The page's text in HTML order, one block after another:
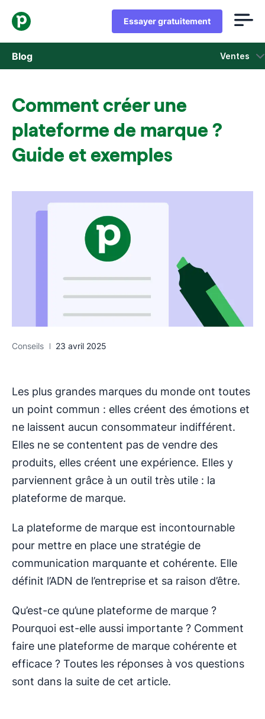
Essayer gratuitement
Blog Ventes
Marketing
Actus Produit
Comment créer une
plateforme de marque ?
Guide et exemples
Conseils 23 avril 2025
Les plus grandes marques du monde ont toutes
un point commun : elles créent des émotions et
ne laissent aucun consommateur indifférent.
Elles ne se contentent pas de vendre des
produits, elles créent une expérience. Elles y
parviennent grâce à un outil très utile : la
plateforme de marque.
La plateforme de marque est incontournable
pour mettre en place une stratégie de
communication marquante et cohérente. Elle
définit l’ADN de l’entreprise et sa raison d’être.
Qu’est-ce qu’une plateforme de marque ?
Pourquoi est-elle aussi importante ? Comment
faire une plateforme de marque cohérente et
efficace ? Toutes les réponses à vos questions
sont dans la suite de cet article.